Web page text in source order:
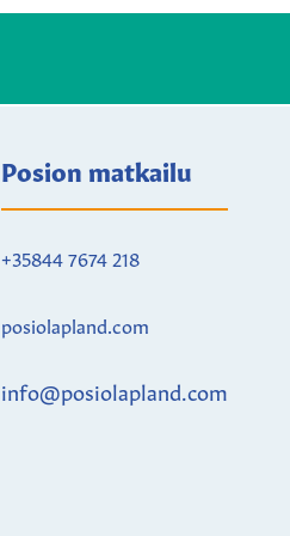
Posion matkailu
+35844 7674 218
posiolapland.com
info@posiolapland.com